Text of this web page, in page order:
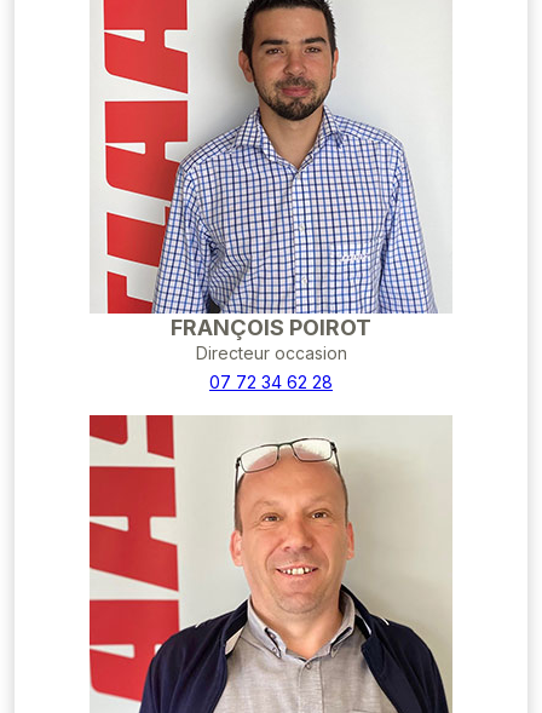
FRANÇOIS POIROT
Directeur occasion
07 72 34 62 28